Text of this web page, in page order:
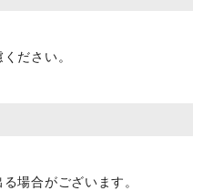
ださい。
場合がございます。